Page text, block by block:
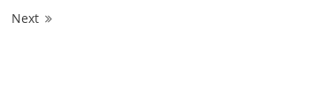
Next